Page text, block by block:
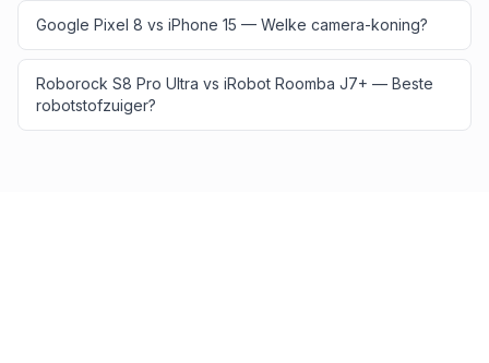
Google Pixel 8 vs iPhone 15 — Welke camera-koning?
Roborock S8 Pro Ultra vs iRobot Roomba J7+ — Beste
robotstofzuiger?